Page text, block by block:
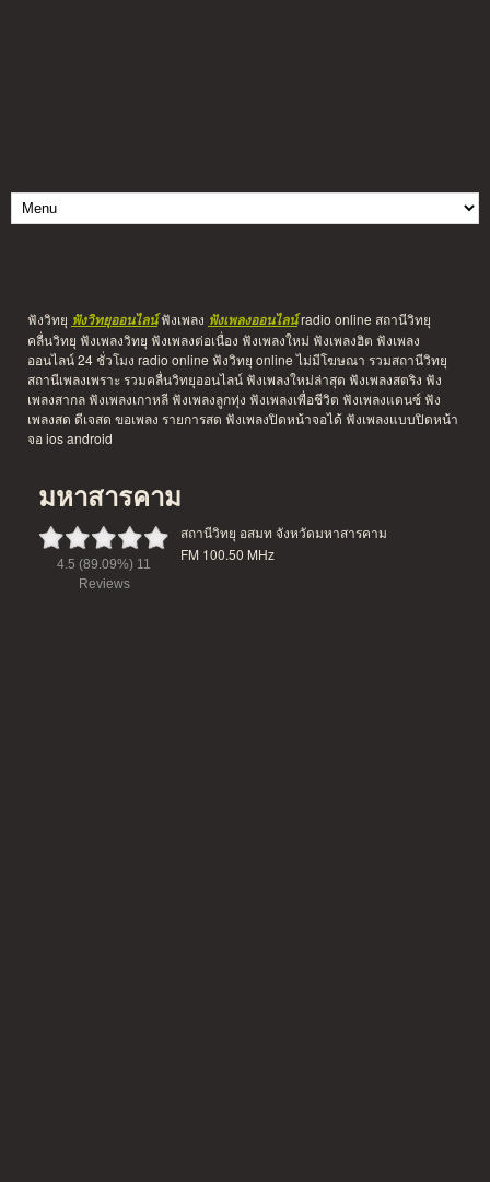
ฟังวิทยุ ฟังวิทยุออนไลน์ฟังเพลง ฟังเพลงออนไลน์radio online สถานีวิทยุ
คลื่นวิทยุ ฟังเพลงวิทยุ ฟังเพลงต่อเนื่อง ฟังเพลงใหม่ ฟังเพลงฮิต ฟังเพลง
ออนไลน์ 24 ชั่วโมง radio online ฟังวิทยุ online ไม่มีโฆษณา รวมสถานีวิทยุ
สถานีเพลงเพราะ รวมคลื่นวิทยุออนไลน์ ฟังเพลงใหม่ล่าสุด ฟังเพลงสตริง ฟัง
เพลงสากล ฟังเพลงเกาหลี ฟังเพลงลูกทุ่ง ฟังเพลงเพื่อชีวิต ฟังเพลงแดนซ์ ฟัง
เพลงสด ดีเจสด ขอเพลง รายการสด ฟังเพลงปิดหน้าจอได้ ฟังเพลงแบบปิดหน้า
จอ ios android
มหาสารคาม
4.5 (89.09%) 11
Reviews
สถานีวิทยุ อสมท จังหวัดมหาสารคาม
FM 100.50 MHz